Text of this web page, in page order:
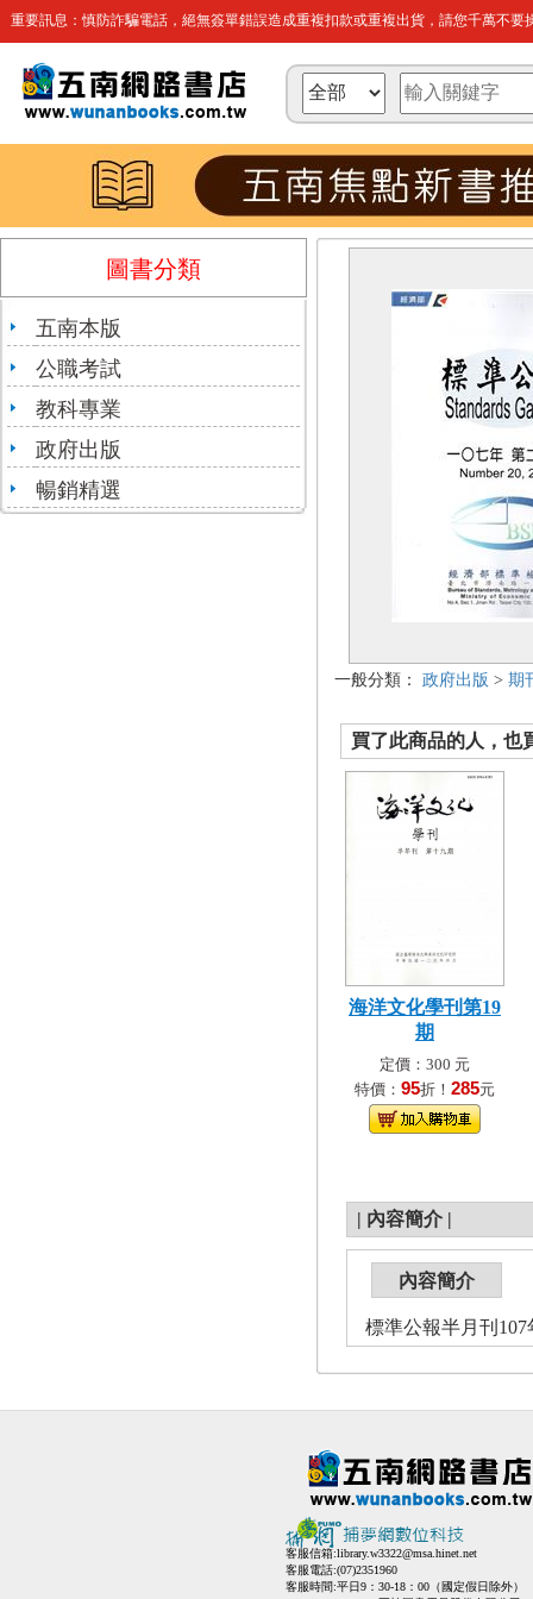
重要訊息：慎防詐騙電話，絕無簽單錯誤造成重複扣款或重複出貨，請您千萬不要
圖書分類
五南本版
公職考試
教科專業
政府出版
暢銷精選
一般分類： 政府出版 > 期
買了此商品的人，也
海洋文化學刊第19
期
定價：300 元
特價： 95折！ 285元
| 內容簡介 |
內容簡介
標準公報半月刊
客服信箱:library.w3322@msa.hinet.net
客服電話:(07)2351960
客服時間:平日9：30-18：00（國定假日除外）